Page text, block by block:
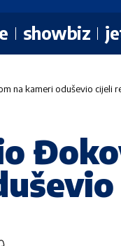
showbiz
na kameri oduševio cijeli